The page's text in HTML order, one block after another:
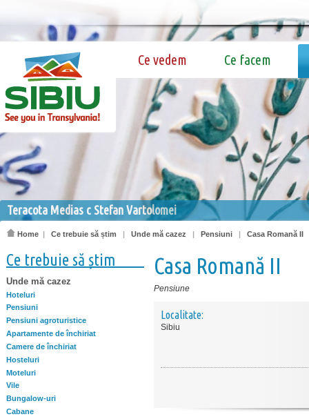
Ce vedem Ce facem
Teracota Medias c Stefan Vartolomei
Home | Ce trebuie să știm | Unde mă cazez | Pensiuni | Casa Romană II
Ce trebuie să știm
Unde mă cazez
Hoteluri
Pensiuni
Pensiuni agroturistice
Apartamente de închiriat
Camere de închiriat
Hosteluri
Moteluri
Vile
Bungalow-uri
Cabane
Casa Romană II
Pensiune
Localitate:
Sibiu